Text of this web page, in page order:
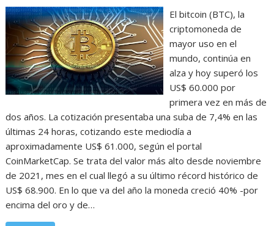
El bitcoin (BTC), la
criptomoneda de
mayor uso en el
mundo, continúa en
alza y hoy superó los
US$ 60.000 por
primera vez en más de
dos años. La cotización presentaba una suba de 7,4% en las
últimas 24 horas, cotizando este mediodía a
aproximadamente US$ 61.000, según el portal
CoinMarketCap. Se trata del valor más alto desde noviembre
de 2021, mes en el cual llegó a su último récord histórico de
US$ 68.900. En lo que va del año la moneda creció 40% -por
encima del oro y de…